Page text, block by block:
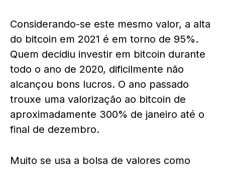
Considerando-se este mesmo valor, a alta
do bitcoin em 2021 é em torno de 95%.
Quem decidiu investir em bitcoin durante
todo o ano de 2020, dificilmente não
alcançou bons lucros. O ano passado
trouxe uma valorização ao bitcoin de
aproximadamente 300% de janeiro até o
final de dezembro.
Muito se usa a bolsa de valores como